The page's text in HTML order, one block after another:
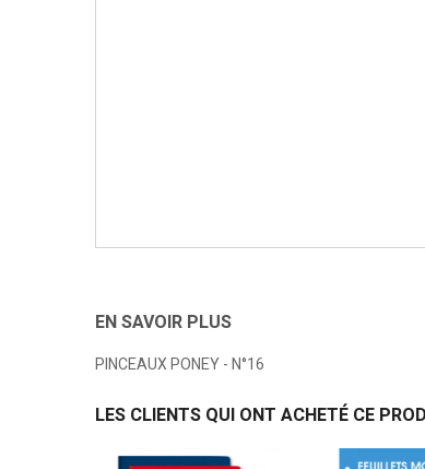
EN SAVOIR PLUS
PINCEAUX PONEY - N°16
LES CLIENTS QUI ONT ACHETÉ CE